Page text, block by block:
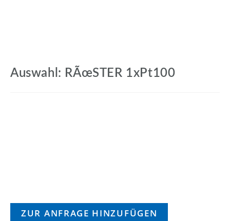
Auswahl: RÃœSTER 1xPt100
ZUR ANFRAGE HINZUFÜGEN